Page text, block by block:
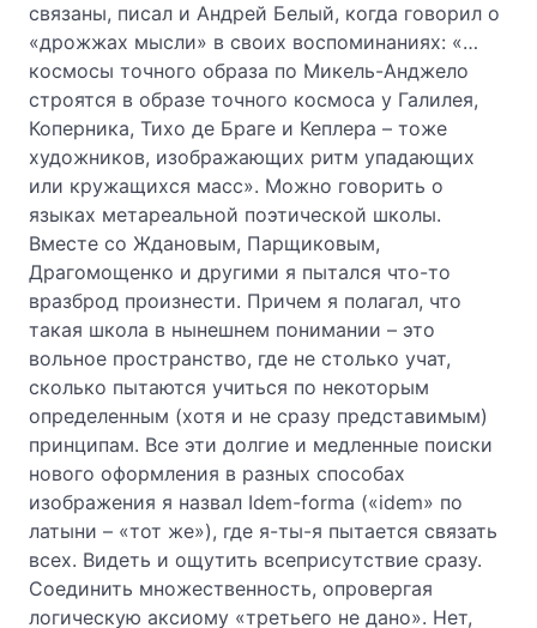
связаны, писал и Андрей Белый, когда говорил о
«дрожжах мысли» в своих воспоминаниях: «…
космосы точного образа по Микель-Анджело
строятся в образе точного космоса у Галилея,
Коперника, Тихо де Браге и Кеплера – тоже
художников, изображающих ритм упадающих
или кружащихся масс». Можно говорить о
языках метареальной поэтической школы.
Вместе со Ждановым, Парщиковым,
Драгомощенко и другими я пытался что-то
вразброд произнести. Причем я полагал, что
такая школа в нынешнем понимании – это
вольное пространство, где не столько учат,
сколько пытаются учиться по некоторым
определенным (хотя и не сразу представимым)
принципам. Все эти долгие и медленные поиски
нового оформления в разных способах
изображения я назвал Idem-forma («idem» по
латыни – «тот же»), где я-ты-я пытается связать
всех. Видеть и ощутить всеприсутствие сразу.
Соединить множественность, опровергая
логическую аксиому «третьего не дано». Нет,